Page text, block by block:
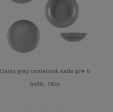
Daisy gray tanierová sada pre 6
osôb, 18ks